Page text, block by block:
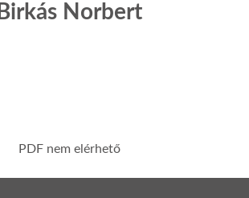
Birkás Norbert
PDF nem elérhető